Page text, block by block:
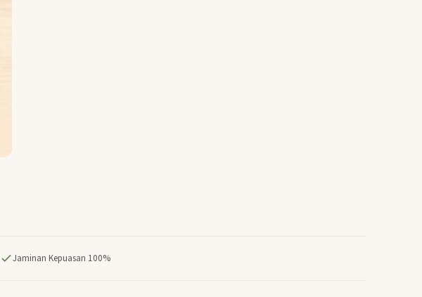
Jaminan Kepuasan 100%